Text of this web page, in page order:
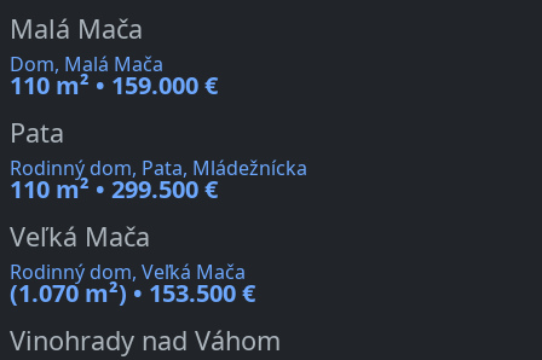
Malá Mača
Dom, Malá Mača
110 m² • 159.000 €
Pata
Rodinný dom, Pata, Mládežnícka
110 m² • 299.500 €
Veľká Mača
Rodinný dom, Veľká Mača
(1.070 m²) • 153.500 €
Vinohrady nad Váhom